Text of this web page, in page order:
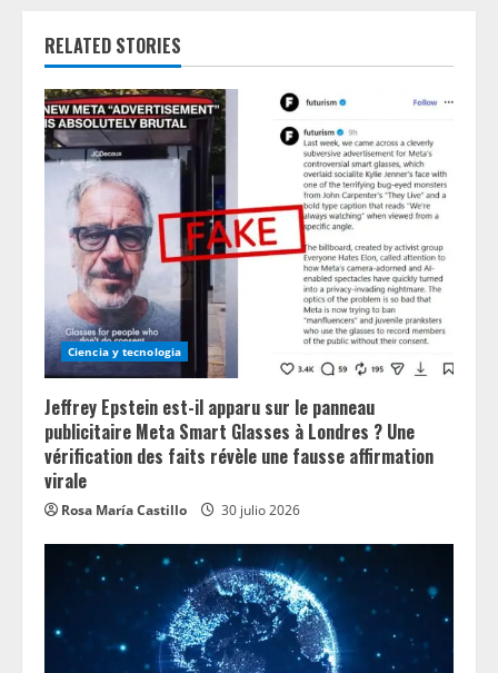
R
e
a
n
g
RELATED STORIES
Ciencia y tecnologia
Jeffrey Epstein est-il apparu sur le panneau
publicitaire Meta Smart Glasses à Londres ? Une
vérification des faits révèle une fausse affirmation
virale
Rosa María Castillo 30 julio 2026